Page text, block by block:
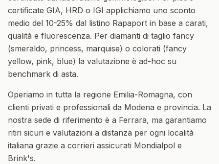
certificate GIA, HRD o IGI applichiamo uno sconto
medio del 10-25% dal listino Rapaport in base a carati,
qualità e fluorescenza. Per diamanti di taglio fancy
(smeraldo, princess, marquise) o colorati (fancy
yellow, pink, blue) la valutazione è ad-hoc su
benchmark di asta.
Operiamo in tutta la regione Emilia-Romagna, con
clienti privati e professionali da Modena e provincia. La
nostra sede di riferimento è a Ferrara, ma garantiamo
ritiri sicuri e valutazioni a distanza per ogni località
italiana grazie a corrieri assicurati Mondialpol e
Brink's.